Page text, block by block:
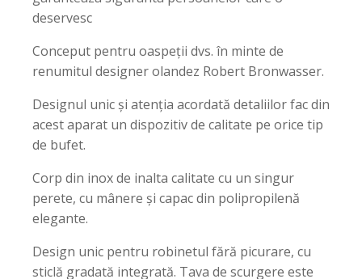
deservesc
Conceput pentru oaspeții dvs. în minte de
renumitul designer olandez Robert Bronwasser.
Designul unic și atenția acordată detaliilor fac din
acest aparat un dispozitiv de calitate pe orice tip
de bufet.
Corp din inox de inalta calitate cu un singur
perete, cu mânere și capac din polipropilenă
elegante.
Design unic pentru robinetul fără picurare, cu
sticlă gradată integrată. Tava de scurgere este